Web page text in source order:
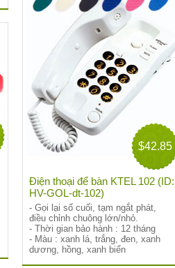
$42.85
Điện thoại để bàn KTEL 102 (ID:
HV-GOL-dt-102)
- Gọi lại số cuối, tạm ngắt phát,
điều chỉnh chuông lớn/nhỏ.
- Thời gian bảo hành : 12 tháng
- Màu : xanh lá, trắng, đen, xanh
dương, hồng, xanh biển